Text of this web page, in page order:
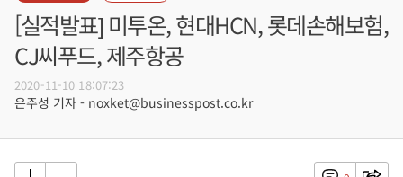
[실적발표] 미투온, 현대HCN, 롯데손해보험,
CJ씨푸드, 제주항공
2020-11-10 18:07:23
은주성 기자 - noxket@businesspost.co.kr